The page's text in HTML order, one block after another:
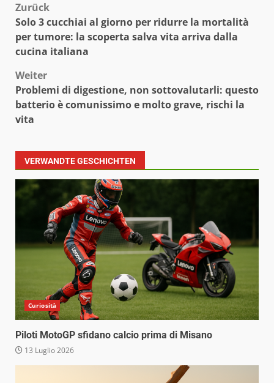
Beitragsnavigation
Zurück
Solo 3 cucchiai al giorno per ridurre la mortalità
per tumore: la scoperta salva vita arriva dalla
cucina italiana
Weiter
Problemi di digestione, non sottovalutarli: questo
batterio è comunissimo e molto grave, rischi la
vita
VERWANDTE GESCHICHTEN
Curiosità
Piloti MotoGP sfidano calcio prima di Misano
13 Luglio 2026